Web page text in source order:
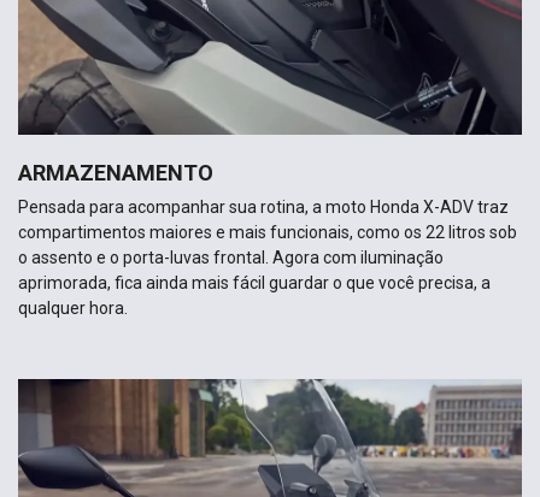
ARMAZENAMENTO
Pensada para acompanhar sua rotina, a moto Honda X-ADV traz
compartimentos maiores e mais funcionais, como os 22 litros sob
o assento e o porta-luvas frontal. Agora com iluminação
aprimorada, fica ainda mais fácil guardar o que você precisa, a
qualquer hora.